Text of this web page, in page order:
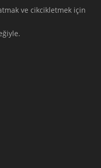
ve cikcikletmek için